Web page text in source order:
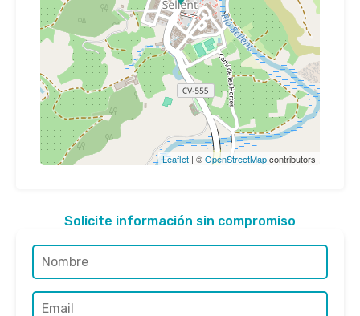
Leaflet | ©OpenStreetMapcontributors
Solicite información sin compromiso